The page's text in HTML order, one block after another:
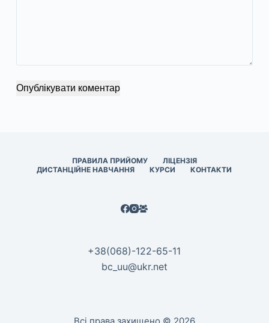
Опублікувати коментар
ПРАВИЛА ПРИЙОМУ
ЛІЦЕНЗІЯ
ДИСТАНЦІЙНЕ НАВЧАННЯ
КУРСИ КОНТАКТИ
+38(068)-122-65-11
bc_uu@ukr.net